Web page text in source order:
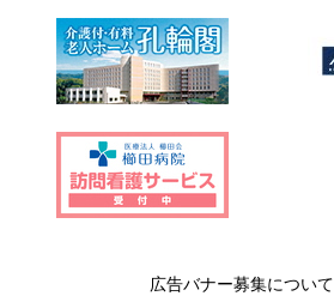
広告バナー募集について